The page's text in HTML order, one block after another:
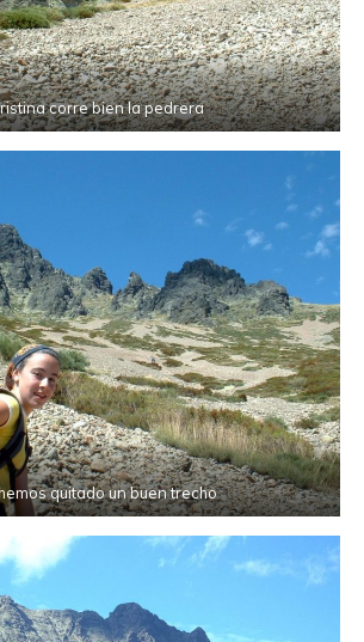
corre bien la pedrera
quitado un buen trecho